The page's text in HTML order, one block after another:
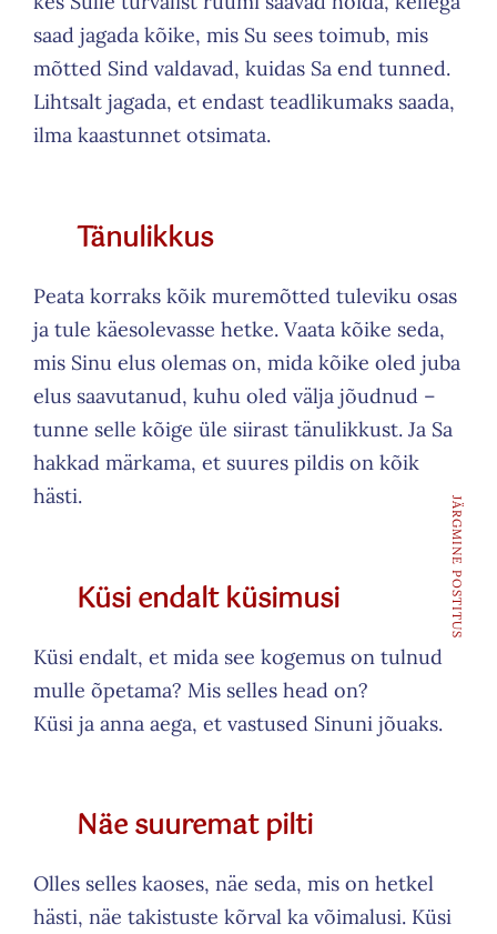
saad jagada kõike, mis Su sees toimub, mis
mõtted Sind valdavad, kuidas Sa end tunned.
Lihtsalt jagada, et endast teadlikumaks saada,
ilma kaastunnet otsimata.
Tänulikkus
Peata korraks kõik muremõtted tuleviku osas
ja tule käesolevasse hetke. Vaata kõike seda,
mis Sinu elus olemas on, mida kõike oled juba
elus saavutanud, kuhu oled välja jõudnud –
tunne selle kõige üle siirast tänulikkust. Ja Sa
hakkad märkama, et suures pildis on kõik
hästi.
Küsi endalt küsimusi
Küsi endalt, et mida see kogemus on tulnud
mulle õpetama? Mis selles head on?
Küsi ja anna aega, et vastused Sinuni jõuaks.
Näe suuremat pilti
Olles selles kaoses, näe seda, mis on hetkel
hästi, näe takistuste kõrval ka võimalusi. Küsi
JÄRGMINE POSTITUS